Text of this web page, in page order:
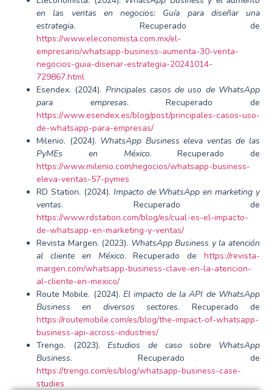
en las ventas en negocios: Guía para diseñar una
estrategia. Recuperado de
https://www.eleconomista.com.mx/el-
empresario/whatsapp-business-aumenta-30-venta-
negocios-guia-disenar-estrategia-20241014-
729867.html
Esendex. (2024). Principales casos de uso de WhatsApp
para empresas. Recuperado de
https://www.esendex.es/blog/post/principales-casos-uso-
de-whatsapp-para-empresas/
Milenio. (2024). WhatsApp Business eleva ventas de las
PyMEs en México. Recuperado de
https://www.milenio.com/negocios/whatsapp-business-
eleva-ventas-57-pymes
RD Station. (2024). Impacto de WhatsApp en marketing y
ventas. Recuperado de
https://www.rdstation.com/blog/es/cual-es-el-impacto-
de-whatsapp-en-marketing-y-ventas/
Revista Margen. (2023). WhatsApp Business y la atención
al cliente en México. Recuperado de https://revista-
margen.com/whatsapp-business-clave-en-la-atencion-
al-cliente-en-mexico/
Route Mobile. (2024). El impacto de la API de WhatsApp
Business en diversos sectores. Recuperado de
https://routemobile.com/es/blog/the-impact-of-whatsapp-
business-api-across-industries/
Trengo. (2023).Estudios de caso sobre WhatsApp
Business. Recuperado de
https://trengo.com/es/blog/whatsapp-business-case-
studies